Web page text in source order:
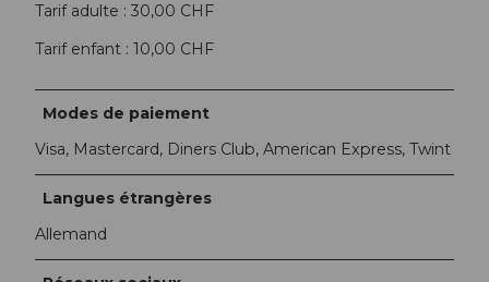
Tarif adulte : 30,00 CHF
Tarif enfant : 10,00 CHF
Modes de paiement
Visa, Mastercard, Diners Club, American Express, Twint
Langues étrangères
Allemand